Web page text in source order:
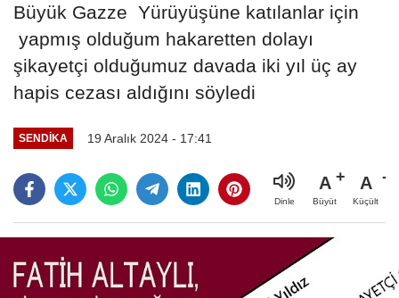
Büyük Gazze Yürüyüşüne katılanlar için
yapmış olduğum hakaretten dolayı
şikayetçi olduğumuz davada iki yıl üç ay
hapis cezası aldığını söyledi
SENDİKA 19 Aralık 2024 - 17:41
Dinle
A
Büyüt
A
Küçült